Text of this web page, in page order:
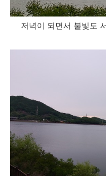
저녁이 되면서 불빛도